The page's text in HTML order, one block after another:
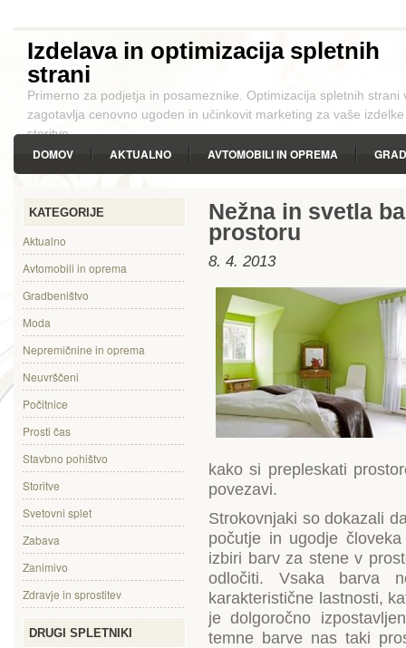
Izdelava in optimizacija spletnih
strani
Primerno za podjetja in posameznike. Optimizacija spletnih strani
zagotavlja cenovno ugoden in učinkovit marketing za vaše
storitve.
DOMOV AKTUALNO AVTOMOBILI IN OPREMA
PROSTI ČAS STAVBNO POHIŠTVO
KATEGORIJE
Aktualno
Avtomobili in oprema
Gradbeništvo
Moda
Nepremičnine in oprema
Neuvrščeni
Počitnice
Prosti čas
Stavbno pohištvo
Storitve
Svetovni splet
Zabava
Zanimivo
Zdravje in sprostitev
DRUGI SPLETNIKI
Nežna in svetla
prostoru
8. 4. 2013
kako si prepleskati
povezavi.
Strokovnjaki so dokazali
počutje in ugodje
izbiri barv za stene v
odločiti. Vsaka barva
karakteristične lastnosti,
je dolgoročno
temne barve nas taki